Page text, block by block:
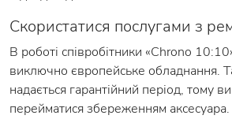
Скористатися послугами з
В роботі співробітники «Chrono
виключно європейське обладнання.
надається гарантійний період, тому
перейматися збереженням аксесуара.